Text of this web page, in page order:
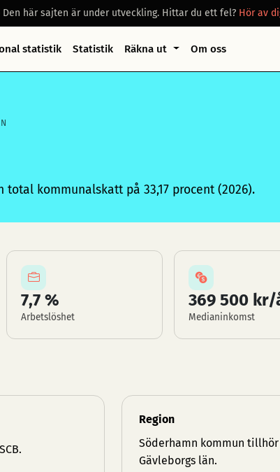
här sajten är under utveckling. Hittar du ett fel? Hör av
statistik Statistik Räkna ut Om oss
kommunalskatt på 33,17 procent (2026).
7,7 %
Arbetslöshet
369 500 kr/
Medianinkomst
Region
Söderhamn kommun tillhör
Gävleborgs län.